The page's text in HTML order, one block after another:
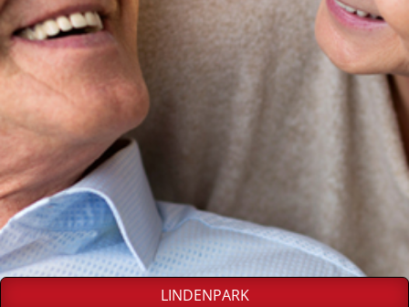
LINDENPARK